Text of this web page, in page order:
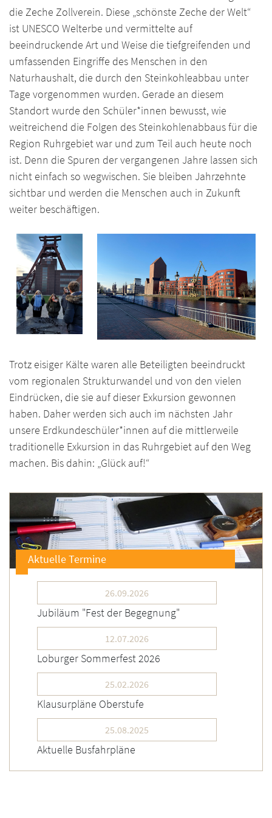
die Zeche Zollverein. Diese „schönste Zeche der Welt“
ist UNESCO Welterbe und vermittelte auf
beeindruckende Art und Weise die tiefgreifenden und
umfassenden Eingriffe des Menschen in den
Naturhaushalt, die durch den Steinkohleabbau unter
Tage vorgenommen wurden. Gerade an diesem
Standort wurde den Schüler*innen bewusst, wie
weitreichend die Folgen des Steinkohlenabbaus für die
Region Ruhrgebiet war und zum Teil auch heute noch
ist. Denn die Spuren der vergangenen Jahre lassen sich
nicht einfach so wegwischen. Sie bleiben Jahrzehnte
sichtbar und werden die Menschen auch in Zukunft
weiter beschäftigen.
Trotz eisiger Kälte waren alle Beteiligten beeindruckt
vom regionalen Strukturwandel und von den vielen
Eindrücken, die sie auf dieser Exkursion gewonnen
haben. Daher werden sich auch im nächsten Jahr
unsere Erdkundeschüler*innen auf die mittlerweile
traditionelle Exkursion in das Ruhrgebiet auf den Weg
machen. Bis dahin: „Glück auf!“
Aktuelle Termine
26.09.2026
Jubiläum "Fest der Begegnung"
12.07.2026
Loburger Sommerfest 2026
25.02.2026
Klausurpläne Oberstufe
25.08.2025
Aktuelle Busfahrpläne